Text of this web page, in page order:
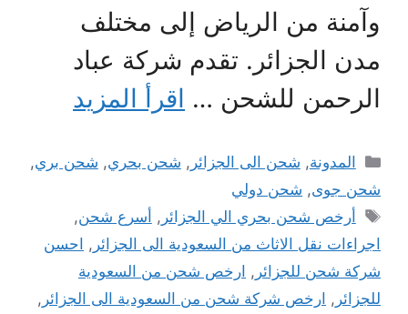
وآمنة من الرياض إلى مختلف
مدن الجزائر. تقدم شركة عباد
الرحمن للشحن … اقرأ المزيد
التصنيفات
المدونة, شحن الى الجزائر , شحن بحري, شحن بري,
شحن جوى, شحن دولي
الوسوم
أرخص شحن بحري الي الجزائر , أسرع شحن,
اجراءات نقل الاثاث من السعودية الى الجزائر , احسن
شركة شحن للجزائر , ارخص شحن من السعودية
للجزائر , ارخص شركة شحن من السعودية الى الجزائر ,